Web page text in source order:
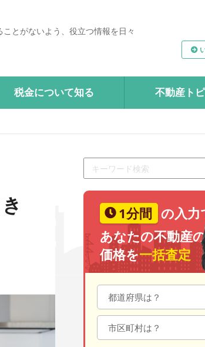
とがないよう、役立つ情報を日々
税金について知る 不動産ト
1分間 の入力
あなたの不動産の
価格を一括査定